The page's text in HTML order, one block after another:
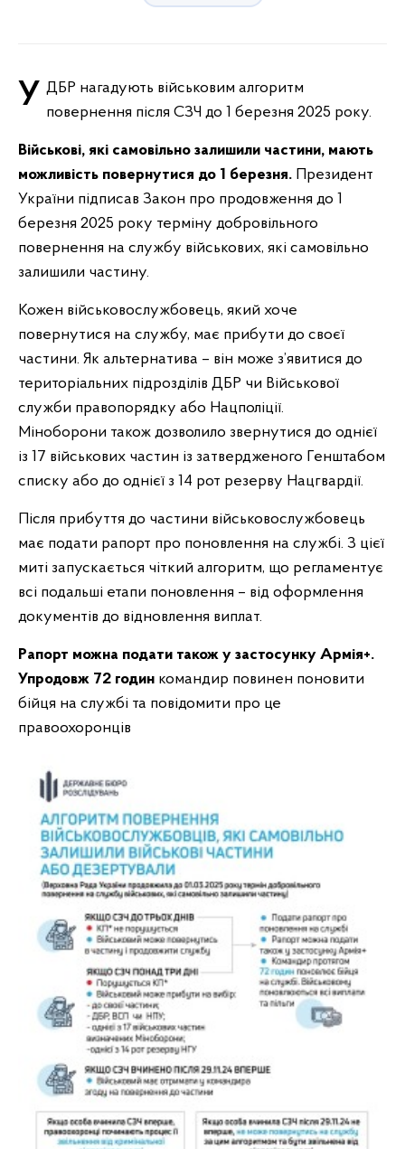
У ДБР нагадують військовим алгоритм повернення після СЗЧ до 1 березня 2025 року.
Військові, які самовільно залишили частини, мають
можливість повернутися до 1 березня. Президент
України підписав Закон про продовження до 1
березня 2025 року терміну добровільного
повернення на службу військових, які самовільно
залишили частину.
Кожен військовослужбовець, який хоче
повернутися на службу, має прибути до своєї
частини. Як альтернатива – він може з’явитися до
територіальних підрозділів ДБР чи Військової
служби правопорядку або Нацполіції.
Міноборони також дозволило звернутися до однієї
із 17 військових частин із затвердженого Генштабом
списку або до однієї з 14 рот резерву Нацгвардії.
Після прибуття до частини військовослужбовець
має подати рапорт про поновлення на службі. З цієї
миті запускається чіткий алгоритм, що регламентує
всі подальші етапи поновлення – від оформлення
документів до відновлення виплат.
Рапорт можна подати також у застосунку Армія+.
Упродовж 72 годин командир повинен поновити
бійця на службі та повідомити про це
правоохоронців